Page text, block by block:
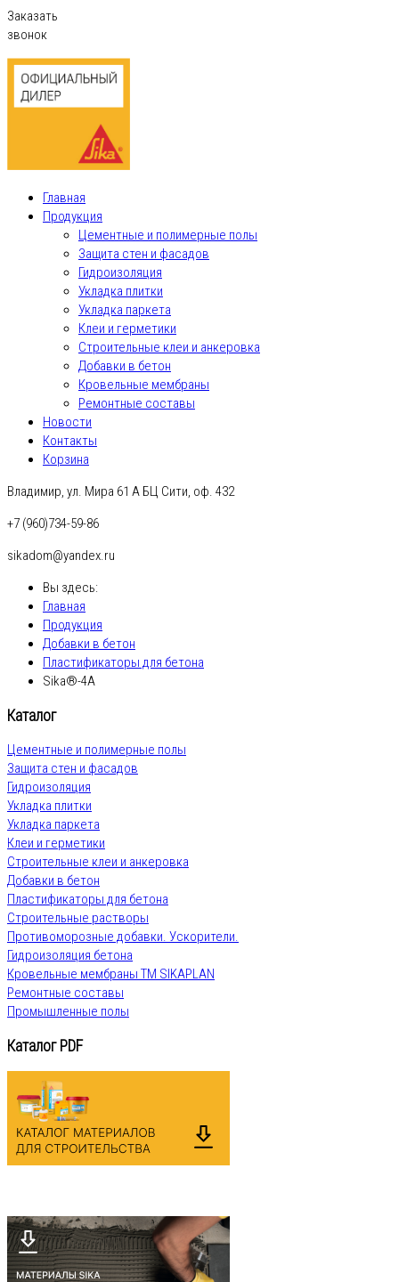
Заказать
звонок
Главная
Продукция
Цементные и полимерные полы
Защита стен и фасадов
Гидроизоляция
Укладка плитки
Укладка паркета
Клеи и герметики
Строительные клеи и анкеровка
Добавки в бетон
Кровельные мембраны
Ремонтные составы
Новости
Контакты
Корзина
Владимир, ул. Мира 61 А БЦ Сити, оф. 432
+7 (960)734-59-86
sikadom@yandex.ru
Вы здесь:
Главная
Продукция
Добавки в бетон
Пластификаторы для бетона
Sika®-4A
Каталог
Цементные и полимерные полы
Защита стен и фасадов
Гидроизоляция
Укладка плитки
Укладка паркета
Клеи и герметики
Строительные клеи и анкеровка
Добавки в бетон
Пластификаторы для бетона
Строительные растворы
Противоморозные добавки. Ускорители.
Гидроизоляция бетона
Кровельные мембраны ТМ SIKAPLAN
Ремонтные составы
Промышленные полы
Каталог PDF